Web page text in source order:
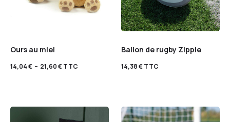
Ours au miel
14,04€ – 21,60€TTC
Ballon de rugby Zippie
14,38€TTC